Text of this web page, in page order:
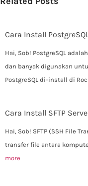
Cara Install
Hai, Sob! PostgreSQL
dan banyak digunakan
PostgreSQL di-install di
Cara Install SFTP
Hai, Sob! SFTP (SSH File
transfer file antara
more